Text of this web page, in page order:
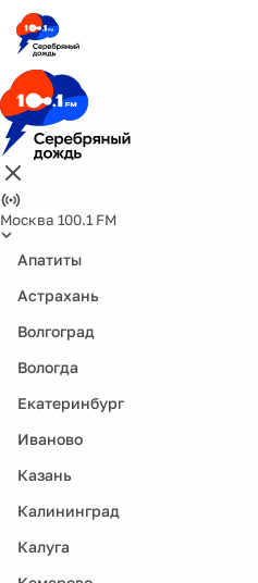
Москва 100.1 FM
Апатиты
Астрахань
Волгоград
Вологда
Екатеринбург
Иваново
Казань
Калининград
Калуга